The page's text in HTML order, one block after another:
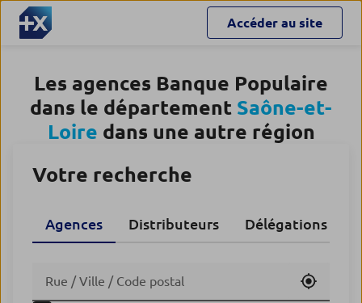
Accéder au site
Les agences Banque Populaire
dans le département Saône-et-
Loire dans une autre région
Votre recherche
Agences Distributeurs Délégations
Utiliser